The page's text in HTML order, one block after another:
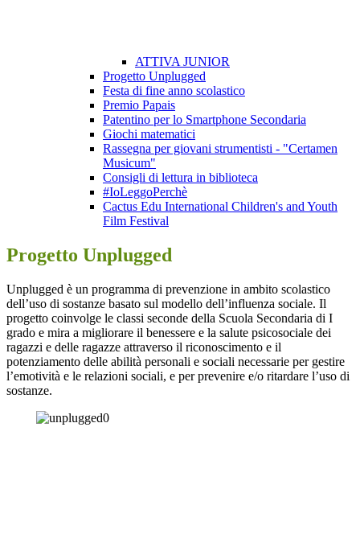
ATTIVA JUNIOR
Progetto Unplugged
Festa di fine anno scolastico
Premio Papais
Patentino per lo Smartphone Secondaria
Giochi matematici
Rassegna per giovani strumentisti - "Certamen
Musicum"
Consigli di lettura in biblioteca
#IoLeggoPerchè
Cactus Edu International Children's and Youth
Film Festival
Progetto Unplugged
Unplugged è un programma di prevenzione in ambito scolastico
dell’uso di sostanze basato sul modello dell’influenza sociale. Il
progetto coinvolge le classi seconde della Scuola Secondaria di I
grado e mira a migliorare il benessere e la salute psicosociale dei
ragazzi e delle ragazze attraverso il riconoscimento e il
potenziamento delle abilità personali e sociali necessarie per gestire
l’emotività e le relazioni sociali, e per prevenire e/o ritardare l’uso di
sostanze.